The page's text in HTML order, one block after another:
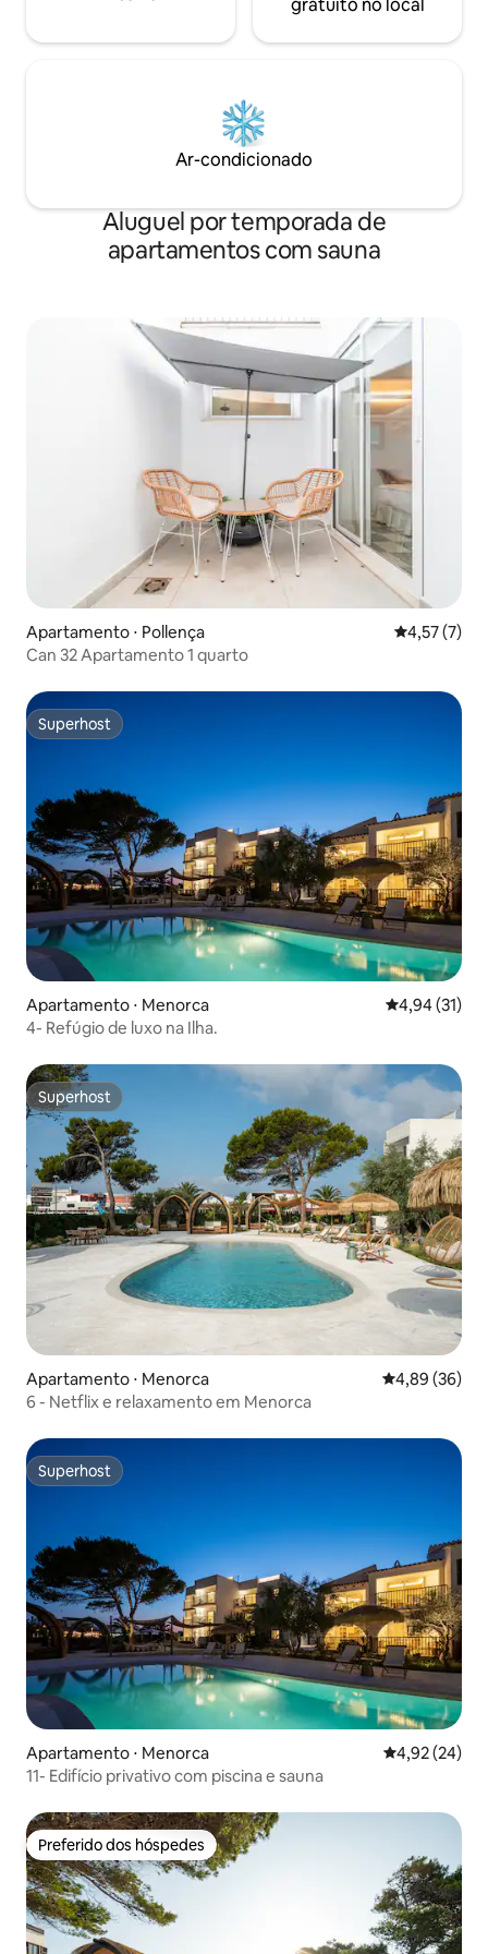
gratuito no local
Ar-condicionado
Aluguel por temporada de
apartamentos com sauna
Apartamento ⋅ Pollença 4,57 de
4,57 (7)
Can 32 Apartamento 1 quarto
Superhost
Superhost
Apartamento ⋅ Menorca 4,94 de uma
4,94 (31)
4- Refúgio de luxo na Ilha.
Superhost
Superhost
Apartamento ⋅ Menorca 4,89 de uma
4,89 (36)
6 - Netflix e relaxamento em Menorca
Superhost
Superhost
Apartamento ⋅ Menorca 4,92 de uma
4,92 (24)
11- Edifício privativo com piscina e sauna
Preferido dos hóspedes
Preferido dos hóspedes